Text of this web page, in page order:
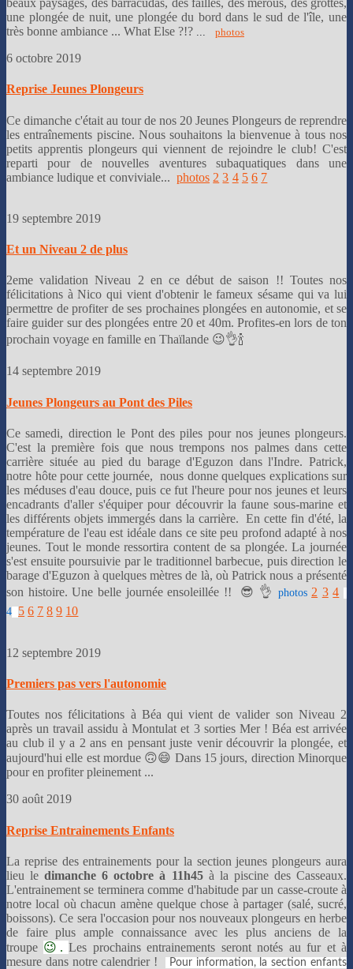
beaux paysages, des barracudas, des failles, des mérous, des grottes,
une plongée de nuit, une plongée du bord dans le sud de l'île, une
très bonne ambiance ... What Else ?!? ... photos
6 octobre 2019
Reprise Jeunes Plongeurs
Ce dimanche c'était au tour de nos 20 Jeunes Plongeurs de reprendre
les entraînements piscine. Nous souhaitons la bienvenue à tous nos
petits apprentis plongeurs qui viennent de rejoindre le club! C'est
reparti pour de nouvelles aventures subaquatiques dans une
ambiance ludique et conviviale...photos 2 3 4 5 6 7
19 septembre 2019
Et un Niveau 2 de plus
2eme validation Niveau 2 en ce début de saison !! Toutes nos
félicitations à Nico qui vient d'obtenir le fameux sésame qui va lui
permettre de profiter de ses prochaines plongées en autonomie, et se
faire guider sur des plongées entre 20 et 40m. Profites-en lors de ton
prochain voyage en famille en Thaïlande 😉👌🍾
14 septembre 2019
Jeunes Plongeurs au Pont des Piles
Ce samedi, direction le Pont des piles pour nos jeunes plongeurs.
C'est la première fois que nous trempons nos palmes dans cette
carrière située au pied du barage d'Eguzon dans l'Indre. Patrick,
notre hôte pour cette journée, nous donne quelques explications sur
les méduses d'eau douce, puis ce fut l'heure pour nos jeunes et leurs
encadrants d'aller s'équiper pour découvrir la faune sous-marine et
les différents objets immergés dans la carrière. En cette fin d'été, la
température de l'eau est idéale dans ce site peu profond adapté à nos
jeunes. Tout le monde ressortira content de sa plongée. La journée
s'est ensuite poursuivie par le traditionnel barbecue, puis direction le
barage d'Eguzon à quelques mètres de là, où Patrick nous a présenté
son histoire. Une belle journée ensoleillée !! 😎 👌 photos 2 3 4
4 5 6 7 8 9 10
12 septembre 2019
Premiers pas vers l'autonomie
Toutes nos félicitations à Béa qui vient de valider son Niveau 2
après un travail assidu à Montulat et 3 sorties Mer ! Béa est arrivée
au club il y a 2 ans en pensant juste venir découvrir la plongée, et
aujourd'hui elle est mordue 🙃😄 Dans 15 jours, direction Minorque
pour en profiter pleinement ...
30 août 2019
Reprise Entrainements Enfants
La reprise des entrainements pour la section jeunes plongeurs aura
lieu ledimanche 6 octobre à 11h45à la piscine des Casseaux.
L'entrainement se terminera comme d'habitude par un casse-croute à
notre local où chacun amène quelque chose à partager (salé, sucré,
boissons). Ce sera l'occasion pour nos nouveaux plongeurs en herbe
de faire plus ample connaissance avec les plus anciens de la
troupe 😉.Les prochains entrainements seront notés au fur et à
mesure dans notre calendrier !
Pour information, la section enfants